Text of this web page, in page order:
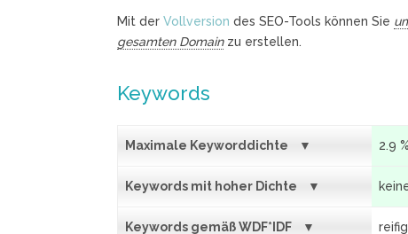
Mit der Vollversion des SEO-Tools können Sie
gesamten Domainzu erstellen.
Keywords
Maximale Keyworddichte 2.9 %
Keywords mit hoher Dichte
Keywords gemäß WDF*IDF